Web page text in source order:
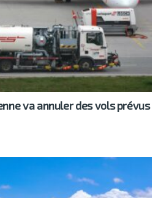
va annuler des vols prévus